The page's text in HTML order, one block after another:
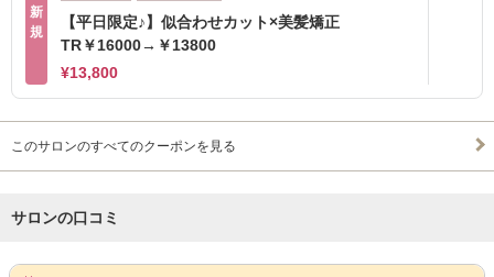
新
規
【平日限定♪】似合わせカット×美髪矯正
TR￥16000→￥13800
¥13,800
このサロンのすべてのクーポンを見る
サロンの口コミ
サロンPick Up